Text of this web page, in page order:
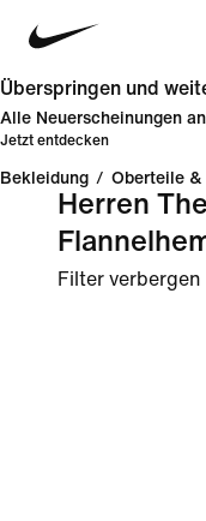
Überspringen und
Alle Neuerscheinungen
Jetzt entdecken
Bekleidung / Oberteile &
Herren
Filter verbergen